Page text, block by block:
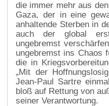
die immer mehr aus
Gaza, der in eine
anhaltende Sterben in
auch der global
ungebremst
ungebremst ins Chaos
die in
„Mit der
Jean-Paul Sartre
bloß auf Rettung von
seiner Verantwortung.